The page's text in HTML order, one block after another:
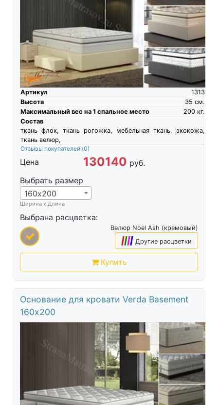
Артикул
1313
Высота
см.
35
Максимальный вес на 1 спальное место
кг.
200
Состав
ткань флок, ткань рогожка, мебельная ткань, экокожа,
ткань велюр,
Отзывы покупателей (0)
Цена 130140 руб.
Выбрать размер
160х200
Ширина х Длина
Выбрана расцветка:
Велюр Noel Ash (кремовый)
|||| Другие расцветки
Купить
Основание для кровати Verda Basement
160х200